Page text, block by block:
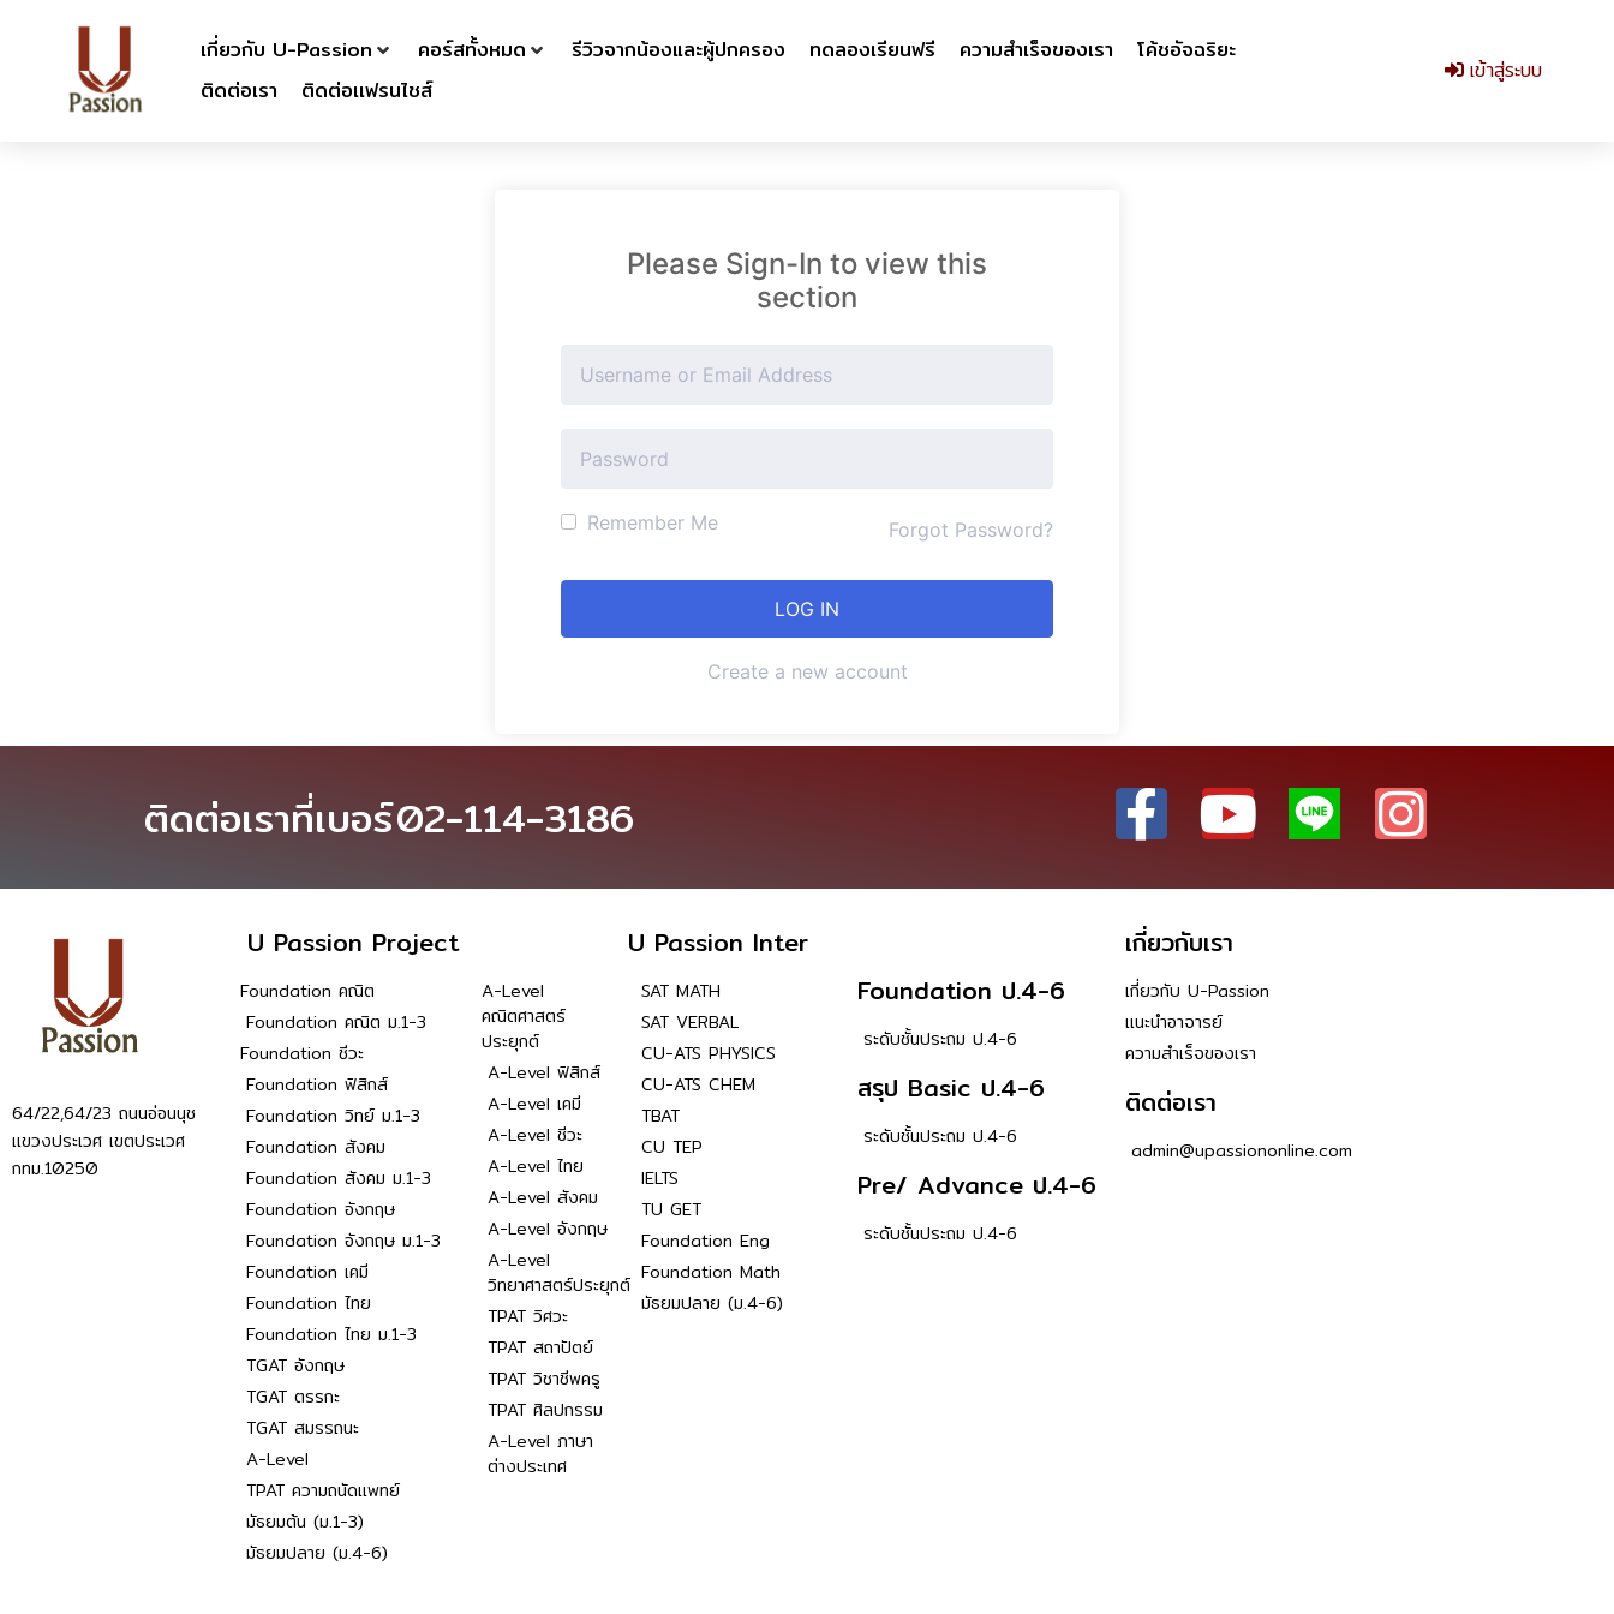
เกี่ยวกับ U-Passion คอร์สทั้งหมด รีวิวจากน้องและผู้ปกครอง ทดลองเรียนฟรี ความสำเร็จของเรา
โค้ชอัจฉริยะ
ติดต่อเรา
ติดต่อเเฟรนไชส์
เข้าสู่ระบบ
Please Sign-In to view this
section
Remember Me Forgot Password?
Create a new account
ติดต่อเราที่เบอร์02-114-3186
U Passion Project U Passion Inter เกี่ยวกับเรา
64/22,64/23 ถนนอ่อนนุช
แขวงประเวศ เขตประเวศ
กทม.10250
Foundation คณิต
Foundation คณิต ม.1-3
Foundation ชีวะ
Foundation ฟิสิกส์
Foundation วิทย์ ม.1-3
Foundation สังคม
Foundation สังคม ม.1-3
Foundation อังกฤษ
Foundation อังกฤษ ม.1-3
Foundation เคมี
Foundation ไทย
Foundation ไทย ม.1-3
TGAT อังกฤษ
TGAT ตรรกะ
TGAT สมรรถนะ
A-Level
TPAT ความถนัดแพทย์
มัธยมต้น (ม.1-3)
มัธยมปลาย (ม.4-6)
A-Level
คณิตศาสตร์
ประยุกต์
A-Level ฟิสิกส์
A-Level เคมี
A-Level ชีวะ
A-Level ไทย
A-Level สังคม
A-Level อังกฤษ
A-Level
วิทยาศาสตร์ประยุกต์
TPAT วิศวะ
TPAT สถาปัตย์
TPAT วิชาชีพครู
TPAT ศิลปกรรม
A-Level ภาษา
ต่างประเทศ
SAT MATH
SAT VERBAL
CU-ATS PHYSICS
CU-ATS CHEM
TBAT
CU TEP
IELTS
TU GET
Foundation Eng
Foundation Math
มัธยมปลาย (ม.4-6)
Foundation ป.4-6
ระดับชั้นประถม ป.4-6
สรุป Basic ป.4-6
ระดับชั้นประถม ป.4-6
Pre/ Advance ป.4-6
ระดับชั้นประถม ป.4-6
เกี่ยวกับ U-Passion
แนะนำอาจารย์
ความสำเร็จของเรา
ติดต่อเรา
admin@upassiononline.com